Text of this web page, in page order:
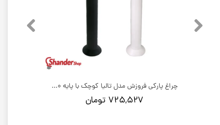
چراغ پارکی فروزش مدل تالیا کوچک با پایه 80 سانت
۷۲۵,۵۲۷ تومان